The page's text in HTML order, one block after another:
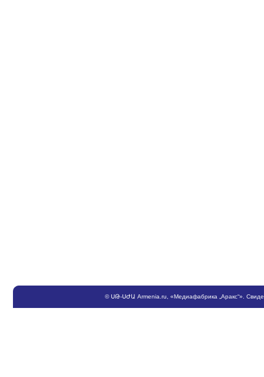
©ՍԹ-ՍԺԱ Armenia.ru , «Медиафабрика „Аракс“».